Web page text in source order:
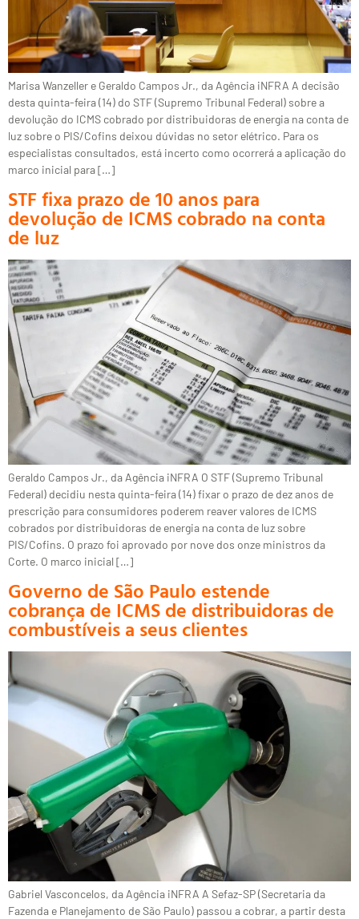
Marisa Wanzeller e Geraldo Campos Jr., da Agência iNFRA A decisão
desta quinta-feira (14) do STF (Supremo Tribunal Federal) sobre a
devolução do ICMS cobrado por distribuidoras de energia na conta de
luz sobre o PIS/Cofins deixou dúvidas no setor elétrico. Para os
especialistas consultados, está incerto como ocorrerá a aplicação do
marco inicial para […]
STF fixa prazo de 10 anos para
devolução de ICMS cobrado na conta
de luz
Geraldo Campos Jr., da Agência iNFRA O STF (Supremo Tribunal
Federal) decidiu nesta quinta-feira (14) fixar o prazo de dez anos de
prescrição para consumidores poderem reaver valores de ICMS
cobrados por distribuidoras de energia na conta de luz sobre
PIS/Cofins. O prazo foi aprovado por nove dos onze ministros da
Corte. O marco inicial […]
Governo de São Paulo estende
cobrança de ICMS de distribuidoras de
combustíveis a seus clientes
Gabriel Vasconcelos, da Agência iNFRA A Sefaz-SP (Secretaria da
Fazenda e Planejamento de São Paulo) passou a cobrar, a partir desta